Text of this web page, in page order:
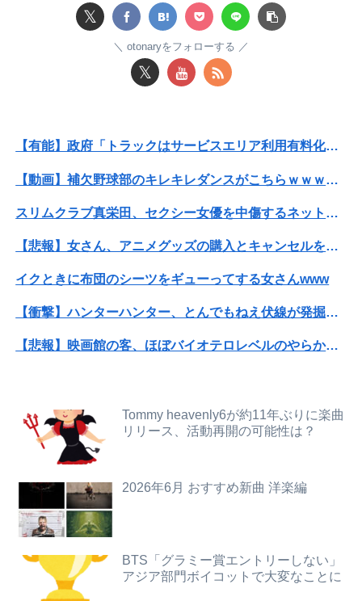
乃木坂の美人マネージャ、ガチでエグいってwwwwwww
【速報】長瀬智也、ようやく気づくｗｗｗｗｗｗｗｗ
【有能】政府「トラックはサービスエリア利用有料化すればサボらず走るし流問題解決じゃね？」
【速報】長瀬智也、ようやく気づくｗｗｗｗｗｗｗｗ
【宮崎】マジ勘弁してほしい。久しぶりに恐ろしい子供ミサイルを見た。
どれだけ食べても体型が変わらない彼女。その理由を聞いたら、思いもしなかった方法で維持していて…
【動画】補欠野球部のキレキレダンスがこちらｗｗｗｗｗｗｗｗｗｗｗｗｗ
【悲報】「ブロック人数を調べるよ！」←好奇心で開いたら終わるサイトだった【HotTweets】
𝕏
otonaryをフォローする
𝕏
【有能】政府「トラックはサービスエリア利用有料化すればサボらず走るし流問題解決じゃね？」
【動画】補欠野球部のキレキレダンスがこちらｗｗｗｗｗｗｗｗｗｗｗｗｗ
スリムクラブ真栄田、セクシー女優を中傷するネット民を痛烈批判！「車の中臭そう」
【悲報】女さん、アニメグッズの購入とキャンセルを繰り返して43億円の被害を与える
イクときに布団のシーツをギューってする女さんwww
【衝撃】ハンターハンター、とんでもねえ伏線が発掘される。クルタ族の虐殺犯人がツェリードニヒだった模様！
【悲報】映画館の客、ほぼバイオテロレベルのやらかしで観客が避難する事態にｗｗｗｗ
【動画】大阪府警に射殺されたオッサン、めちゃめちゃ苦しそうに死ぬ
【画像】本田望結さん、我々を挑発するｗｗｗｗｗ
【悲報】風俗嬢やってる女の末路ｗｗｗｗｗｗｗｗｗｗｗ
Tommy heavenly6が約11年ぶりに楽曲
リリース、活動再開の可能性は？
2026年6月 おすすめ新曲 洋楽編
BTS「グラミー賞エントリーしない」
アジア部門ボイコットで大変なことに